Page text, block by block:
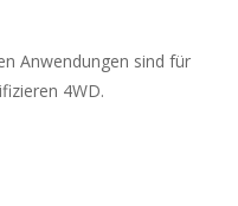
Anwendungen sind für
4WD.